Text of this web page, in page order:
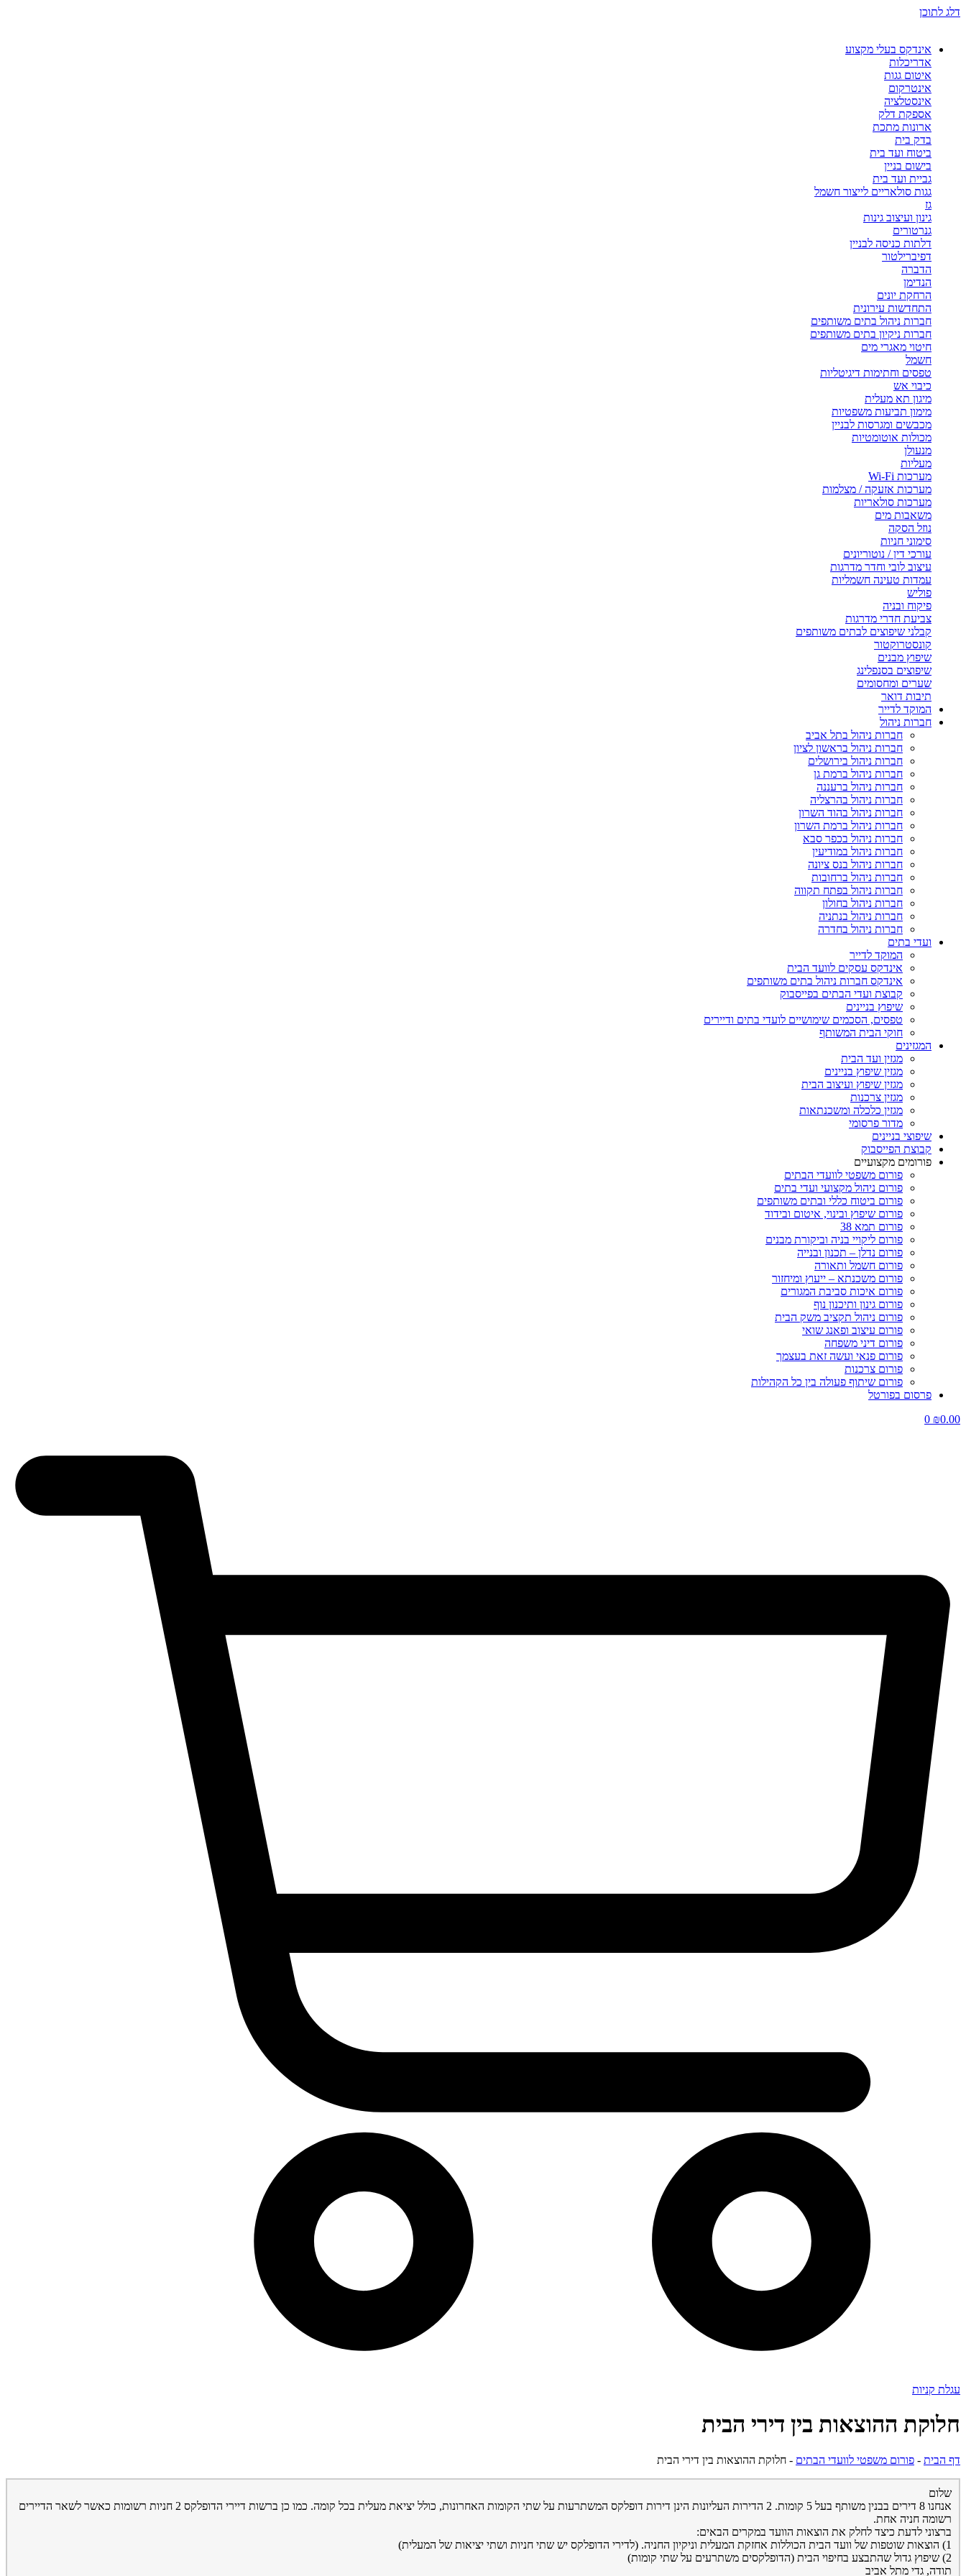
דלג לתוכן
אינדקס בעלי מקצוע
אדריכלות
איטום גגות
אינטרקום
אינסטלציה
אספקת דלק
ארונות מתכת
בדק בית
ביטוח ועד בית
בישום בניין
גביית ועד בית
גגות סולאריים לייצור חשמל
גז
גינון ועיצוב גינות
גנרטורים
דלתות כניסה לבניין
דפיברילטור
הדברה
הנדימן
הרחקת יונים
התחדשות עירונית
חברות ניהול בתים משותפים
חברות ניקיון בתים משותפים
חיטוי מאגרי מים
חשמל
טפסים וחתימות דיגיטליות
כיבוי אש
מיגון תא מעלית
מימון תביעות משפטיות
מכבשים ומגרסות לבניין
מכולות אוטומטיות
מנעולן
מעליות
מערכות Wi-Fi
מערכות אזעקה / מצלמות
מערכות סולאריות
משאבות מים
נוזל הסקה
סימוני חניות
עורכי דין / נוטוריונים
עיצוב לובי וחדר מדרגות
עמדות טעינה חשמליות
פוליש
פיקוח ובניה
צביעת חדרי מדרגות
קבלני שיפוצים לבתים משותפים
קונסטרוקטור
שיפוץ מבנים
שיפוצים בסנפלינג
שערים ומחסומים
תיבות דואר
המוקד לדייר
חברות ניהול
חברות ניהול בתל אביב
חברות ניהול בראשון לציון
חברות ניהול בירושלים
חברות ניהול ברמת גן
חברות ניהול ברעננה
חברות ניהול בהרצליה
חברות ניהול בהוד השרון
חברות ניהול ברמת השרון
חברות ניהול בכפר סבא
חברות ניהול במודיעין
חברות ניהול בנס ציונה
חברות ניהול ברחובות
חברות ניהול בפתח תקווה
חברות ניהול בחולון
חברות ניהול בנתניה
חברות ניהול בחדרה
ועדי בתים
המוקד לדייר
אינדקס עסקים לוועד הבית
אינדקס חברות ניהול בתים משותפים
קבוצת ועדי הבתים בפייסבוק
שיפוץ בניינים
טפסים, הסכמים שימושיים לועדי בתים ודיירים
חוקי הבית המשותף
המגזינים
מגזין ועד הבית
מגזין שיפוץ בניינים
מגזין שיפוץ ועיצוב הבית
מגזין צרכנות
מגזין כלכלה ומשכנתאות
מדור פרסומי
שיפוצי בניינים
קבוצת הפייסבוק
פורומים מקצועיים
פורום משפטי לוועדי הבתים
פורום ניהול מקצועי ועדי בתים
פורום ביטוח כללי ובתים משותפים
פורום שיפוץ ובינוי, איטום ובידוד
פורום תמא 38
פורום ליקויי בניה וביקורת מבנים
פורום נדלן – תכנון ובנייה
פורום חשמל ותאורה
פורום משכנתא – ייעוץ ומיחזור
פורום איכות סביבת המגורים
פורום גינון ותיכנון נוף
פורום ניהול תקציב משק הבית
פורום עיצוב ופאנג שואי
פורום דיני משפחה
פורום פנאי ועשה זאת בעצמך
פורום צרכנות
פורום שיתוף פעולה בין כל הקהילות
פרסום בפורטל
₪0.00
0
עגלת קניות
חלוקת ההוצאות בין דירי הבית
דף הבית - פורום משפטי לוועדי הבתים - חלוקת ההוצאות בין דירי הבית
שלום
אנחנו 8 דירים בבנין משותף בעל 5 קומות. 2 הדירות העליונות הינן דירות דופלקס המשתרעות על שתי הקומות האחרונות, כולל יציאת מעלית בכל קומה. כמו כן ברשות דיירי הדופלקס 2 חניות רשומות כאשר לשאר הדיירים
רשומה חניה אחת.
ברצוני לדעת כיצד לחלק את הוצאות הוועד במקרים הבאים:
1) הוצאות שוטפות של וועד הבית הכוללות אחזקת המעלית וניקיון החניה. (לדירי הדופלקס יש שתי חניות ושתי יציאות של המעלית)
2) שיפוץ גדול שהתבצע בחיפוי הבית (הדופלקסים משתרעים על שתי קומות)
תודה, גדי מתל אביב